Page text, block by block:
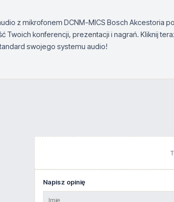
z mikrofonem DCNM-MICS Bosch Akcestoria
Twoich konferencji, prezentacji i nagrań. Kliknij
swojego systemu audio!
Napisz opinię